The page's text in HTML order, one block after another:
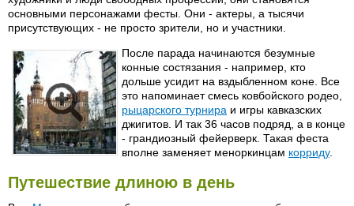
основными персонажами фесты. Они - актеры, а тысячи
присутствующих - не просто зрители, но и участники.
После парада начинаются безумные
конные состязания - например, кто
дольше усидит на вздыбленном коне. Все
это напоминает смесь ковбойского родео,
рыцарского турнира и игры кавказских
джигитов. И так 36 часов подряд, а в конце
- грандиозный фейерверк. Такая феста
вполне заменяет меноркинцам корриду.
Путешествие длиною в день